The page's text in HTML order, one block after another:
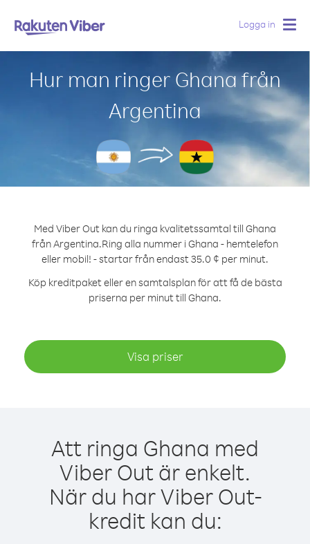
Logga in
Hur man ringer Ghana från
Argentina
Med Viber Out kan du ringa kvalitetssamtal till Ghana
från Argentina.Ring alla nummer i Ghana - hemtelefon
eller mobil! - startar från endast 35.0 ¢ per minut.
Köp kreditpaket eller en samtalsplan för att få de bästa
priserna per minut till Ghana.
Visa priser
Att ringa Ghana med
Viber Out är enkelt.
När du har Viber Out-
kredit kan du: